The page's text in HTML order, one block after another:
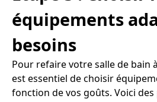
équipements
besoins
Pour refaire votre salle de bain
est essentiel de choisir
fonction de vos goûts. Voici